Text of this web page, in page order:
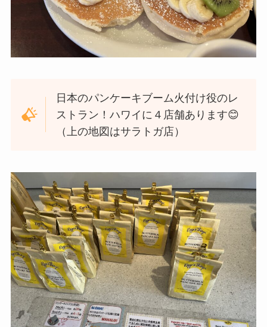
日本のパンケーキブーム火付け役のレ
ストラン！ハワイに４店舗あります😊
（上の地図はサラトガ店）